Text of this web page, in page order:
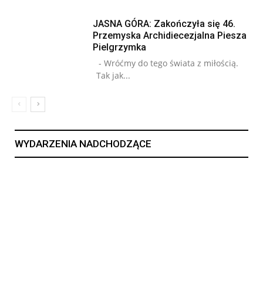
JASNA GÓRA: Zakończyła się 46.
Przemyska Archidiecezjalna Piesza
Pielgrzymka
- Wróćmy do tego świata z miłością.
Tak jak...
WYDARZENIA NADCHODZĄCE